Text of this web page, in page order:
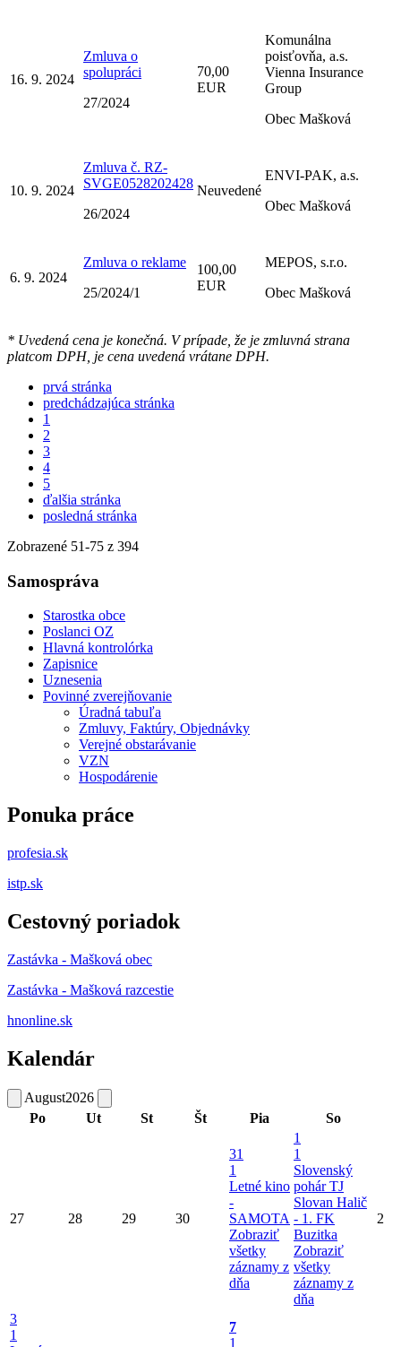
16. 9. 2024
Zmluva o
spolupráci
27/2024
70,00
EUR
Komunálna
poisťovňa, a.s.
Vienna Insurance
Group
Obec Mašková
10. 9. 2024
Zmluva č. RZ-
SVGE0528202428
26/2024
Neuvedené
ENVI-PAK, a.s.
Obec Mašková
6. 9. 2024
Zmluva o reklame
25/2024/1
100,00
EUR
MEPOS, s.r.o.
Obec Mašková
* Uvedená cena je konečná. V prípade, že je zmluvná strana
platcom DPH, je cena uvedená vrátane DPH.
prvá stránka
predchádzajúca stránka
1
2
3
4
5
ďalšia stránka
posledná stránka
Zobrazené 51-75 z 394
Samospráva
Starostka obce
Poslanci OZ
Hlavná kontrolórka
Zapisnice
Uznesenia
Povinné zverejňovanie
Úradná tabuľa
Zmluvy, Faktúry, Objednávky
Verejné obstarávanie
VZN
Hospodárenie
Ponuka práce
profesia.sk
istp.sk
Cestovný poriadok
Zastávka - Mašková obec
Zastávka - Mašková razcestie
hnonline.sk
Kalendár
August2026
Po
Ut St Št Pia So
27 28 29 30
31
1
Letné kino
-
SAMOTA
Zobraziť
všetky
záznamy z
dňa
1
1
Slovenský
pohár TJ
Slovan Halič
- 1. FK
Buzitka
Zobraziť
všetky
záznamy z
dňa
2
3
1
7
1